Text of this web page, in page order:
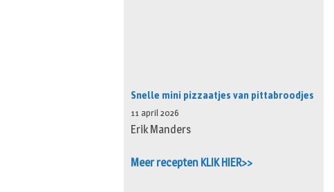
Snelle mini pizzaatjes van pittabroodjes
11 april 2026
Erik Manders
Meer recepten KLIK HIER>>